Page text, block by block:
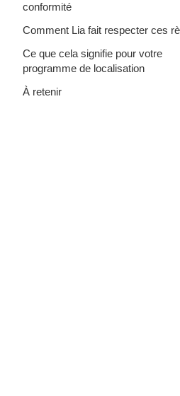
conformité
Comment Lia fait respecter ces
Ce que cela signifie pour votre
programme de localisation
À retenir